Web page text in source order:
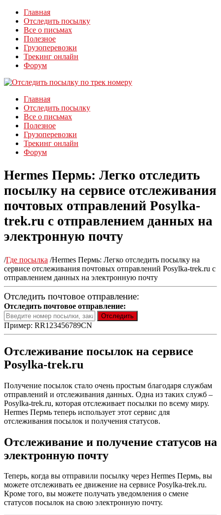
Главная
Отследить посылку
Все о письмах
Полезное
Грузоперевозки
Трекинг онлайн
Форум
Главная
Отследить посылку
Все о письмах
Полезное
Грузоперевозки
Трекинг онлайн
Форум
Hermes Пермь: Легко отследить
посылку на сервисе отслеживания
почтовых отправлений Posylka-
trek.ru с отправлением данных на
электронную почту
/Где посылка /Hermes Пермь: Легко отследить посылку на
сервисе отслеживания почтовых отправлений Posylka-trek.ru с
отправлением данных на электронную почту
Отследить почтовое отправление:
Отследить почтовое отправление:
Пример: RR123456789CN
Отслеживание посылок на сервисе
Posylka-trek.ru
Получение посылок стало очень простым благодаря службам
отправлений и отслеживания данных. Одна из таких служб –
Posylka-trek.ru, которая отслеживает посылки по всему миру.
Hermes Пермь теперь использует этот сервис для
отслеживания посылок и получения статусов.
Отслеживание и получение статусов на
электронную почту
Теперь, когда вы отправили посылку через Hermes Пермь, вы
можете отслеживать ее движение на сервисе Posylka-trek.ru.
Кроме того, вы можете получать уведомления о смене
статусов посылок на свою электронную почту.